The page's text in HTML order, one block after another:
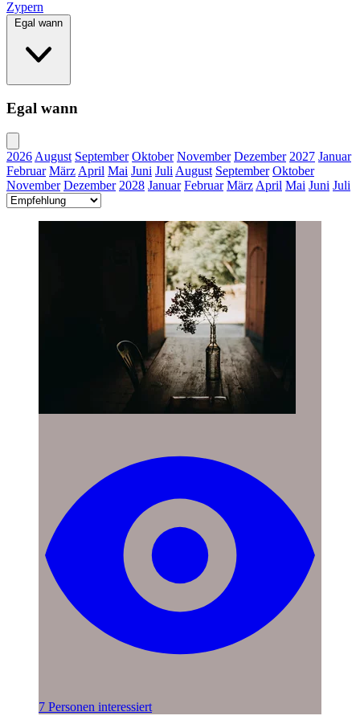
Zypern
Egal wann
Egal wann
2026 August September Oktober November Dezember 2027 Januar
Februar März April Mai Juni Juli August September Oktober
November Dezember 2028 Januar Februar März April Mai Juni Juli
7 Personen interessiert